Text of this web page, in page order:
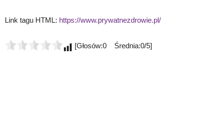
Link tagu HTML: https://www.prywatnezdrowie.pl/
[Głosów:0 Średnia:0/5]